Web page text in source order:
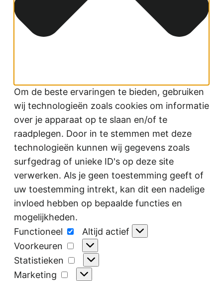
Om de beste ervaringen te bieden, gebruiken
wij technologieën zoals cookies om informatie
over je apparaat op te slaan en/of te
raadplegen. Door in te stemmen met deze
technologieën kunnen wij gegevens zoals
surfgedrag of unieke ID's op deze site
verwerken. Als je geen toestemming geeft of
uw toestemming intrekt, kan dit een nadelige
invloed hebben op bepaalde functies en
mogelijkheden.
Functioneel
Functioneel
Altijd actief
Voorkeuren
Voorkeuren
Statistieken
Statistieken
Marketing
Marketing